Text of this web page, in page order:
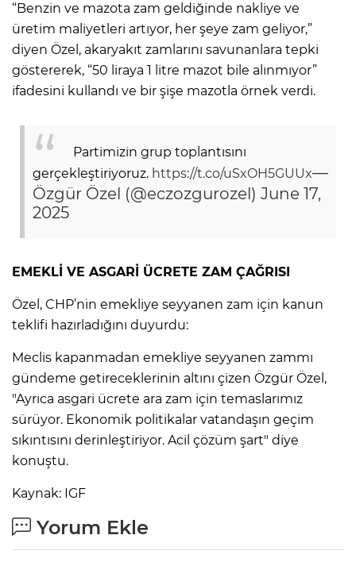
“Benzin ve mazota zam geldiğinde nakliye ve
üretim maliyetleri artıyor, her şeye zam geliyor,”
diyen Özel, akaryakıt zamlarını savunanlara tepki
göstererek, “50 liraya 1 litre mazot bile alınmıyor”
ifadesini kullandı ve bir şişe mazotla örnek verdi.
Partimizin grup toplantısını
gerçekleştiriyoruz. https://t.co/uSxOH5GUUx—
Özgür Özel (@eczozgurozel) June 17,
2025
EMEKLİ VE ASGARİ ÜCRETE ZAM ÇAĞRISI
Özel, CHP’nin emekliye seyyanen zam için kanun
teklifi hazırladığını duyurdu:
Meclis kapanmadan emekliye seyyanen zammı
gündeme getireceklerinin altını çizen Özgür Özel,
"Ayrıca asgari ücrete ara zam için temaslarımız
sürüyor. Ekonomik politikalar vatandaşın geçim
sıkıntısını derinleştiriyor. Acil çözüm şart" diye
konuştu.
Kaynak: IGF
Yorum Ekle